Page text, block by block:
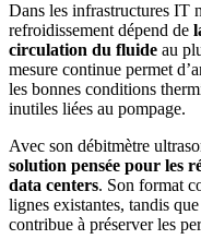
Dans les infrastructures IT
refroidissement dépend de
circulation du fluide au
mesure continue permet
les bonnes conditions
inutiles liées au pompage.
Avec son débitmètre
solution pensée pour les
data centers. Son format
lignes existantes, tandis
contribue à préserver les